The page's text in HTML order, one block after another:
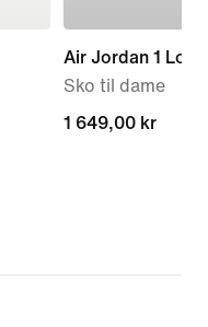
Air Jordan 1 Low
Sko til dame
1 649,00 kr
1 649,00 kr